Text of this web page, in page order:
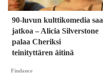
90-luvun kulttikomedia saa
jatkoa – Alicia Silverstone
palaa Cheriksi
teinityttären äitinä
Findance